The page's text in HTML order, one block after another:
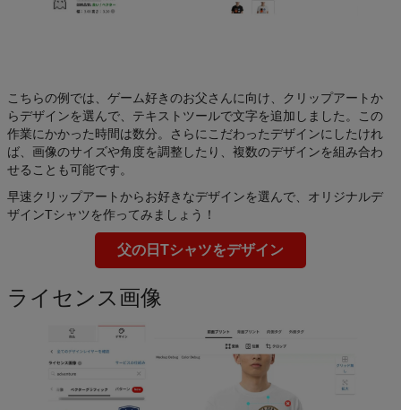
こちらの例では、ゲーム好きのお父さんに向け、クリップアートか
らデザインを選んで、テキストツールで文字を追加しました。この
作業にかかった時間は数分。さらにこだわったデザインにしたけれ
ば、画像のサイズや角度を調整したり、複数のデザインを組み合わ
せることも可能です。
早速クリップアートからお好きなデザインを選んで、オリジナルデ
ザインTシャツを作ってみましょう！
父の日Tシャツをデザイン
ライセンス画像